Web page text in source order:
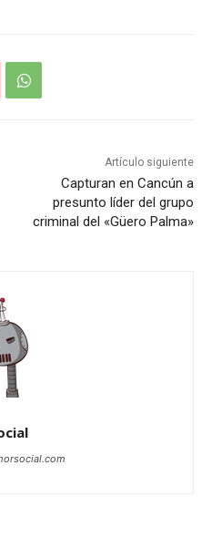
Artículo siguiente
Capturan en Cancún a
presunto líder del grupo
criminal del «Güero Palma»